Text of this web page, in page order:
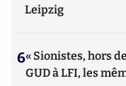
Leipzig
6« Sionistes, hors
GUD à LFI, les